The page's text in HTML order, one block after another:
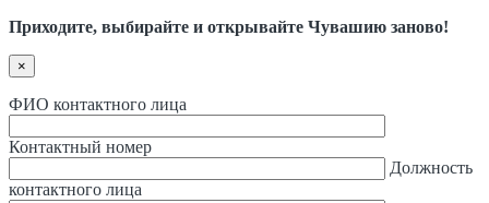
Приходите, выбирайте и открывайте Чувашию заново!
×
ФИО контактного лица
Контактный номер
Должность
контактного лица